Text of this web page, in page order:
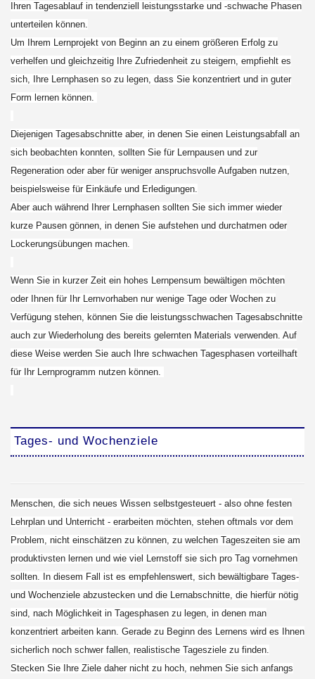
Ihren Tagesablauf in tendenziell leistungsstarke und -schwache Phasen
unterteilen können.
Um Ihrem Lernprojekt von Beginn an zu einem größeren Erfolg zu
verhelfen und gleichzeitig Ihre Zufriedenheit zu steigern, empfiehlt es
sich, Ihre Lernphasen so zu legen, dass Sie konzentriert und in guter
Form lernen können.
Diejenigen Tagesabschnitte aber, in denen Sie einen Leistungsabfall an
sich beobachten konnten, sollten Sie für Lernpausen und zur
Regeneration oder aber für weniger anspruchsvolle Aufgaben nutzen,
beispielsweise für Einkäufe und Erledigungen.
Aber auch während Ihrer Lernphasen sollten Sie sich immer wieder
kurze Pausen gönnen, in denen Sie aufstehen und durchatmen oder
Lockerungsübungen machen.
Wenn Sie in kurzer Zeit ein hohes Lernpensum bewältigen möchten
oder Ihnen für Ihr Lernvorhaben nur wenige Tage oder Wochen zu
Verfügung stehen, können Sie die leistungsschwachen Tagesabschnitte
auch zur Wiederholung des bereits gelernten Materials verwenden. Auf
diese Weise werden Sie auch Ihre schwachen Tagesphasen vorteilhaft
für Ihr Lernprogramm nutzen können.
Tages- und Wochenziele
Menschen, die sich neues Wissen selbstgesteuert - also ohne festen
Lehrplan und Unterricht - erarbeiten möchten, stehen oftmals vor dem
Problem, nicht einschätzen zu können, zu welchen Tageszeiten sie am
produktivsten lernen und wie viel Lernstoff sie sich pro Tag vornehmen
sollten. In diesem Fall ist es empfehlenswert, sich bewältigbare Tages-
und Wochenziele abzustecken und die Lernabschnitte, die hierfür nötig
sind, nach Möglichkeit in Tagesphasen zu legen, in denen man
konzentriert arbeiten kann. Gerade zu Beginn des Lernens wird es Ihnen
sicherlich noch schwer fallen, realistische Tagesziele zu finden.
Stecken Sie Ihre Ziele daher nicht zu hoch, nehmen Sie sich anfangs